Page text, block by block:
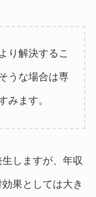
り解決するこ
うな場合は専
みます。
しますが、年収
果としては大き